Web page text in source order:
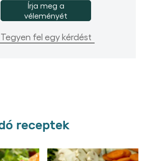
Írja meg a
véleményét
Tegyen fel egy kérdést
receptek